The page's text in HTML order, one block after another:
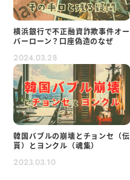
横浜銀行で不正融資詐欺事件オー
バーローン？口座偽造のなぜ
2024.03.28
韓国バブルの崩壊とチョンセ（伝
貰）とヨンクル（魂集）
2023.03.10